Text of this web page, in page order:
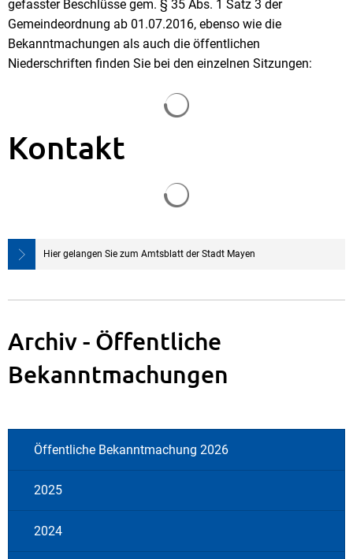
gefasster Beschlüsse gem. § 35 Abs. 1 Satz 3 der
Gemeindeordnung ab 01.07.2016, ebenso wie die
Bekanntmachungen als auch die öffentlichen
Niederschriften finden Sie bei den einzelnen Sitzungen:
Kontakt
Hier gelangen Sie zum Amtsblatt der Stadt Mayen
Archiv - Öffentliche
Bekanntmachungen
Öffentliche Bekanntmachung 2026
2025
2024